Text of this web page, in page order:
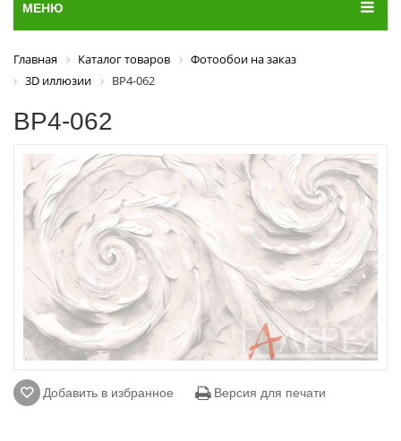
МЕНЮ
Главная Каталог товаров
Фотообои на заказ
3D иллюзии
ВР4-062
ВР4-062
Добавить в избранное Версия для печати